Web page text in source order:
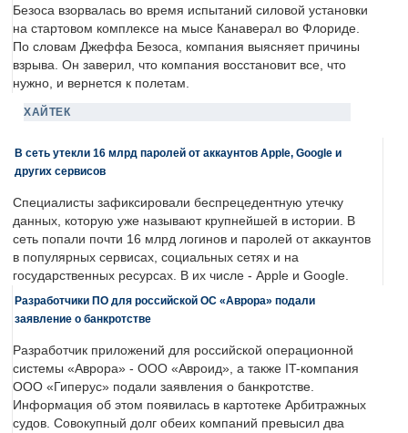
Безоса взорвалась во время испытаний силовой установки
на стартовом комплексе на мысе Канаверал во Флориде.
По словам Джеффа Безоса, компания выясняет причины
взрыва. Он заверил, что компания восстановит все, что
нужно, и вернется к полетам.
ХАЙТЕК
В сеть утекли 16 млрд паролей от аккаунтов Apple, Google и
других сервисов
Специалисты зафиксировали беспрецедентную утечку
данных, которую уже называют крупнейшей в истории. В
сеть попали почти 16 млрд логинов и паролей от аккаунтов
в популярных сервисах, социальных сетях и на
государственных ресурсах. В их числе - Apple и Google.
Разработчики ПО для российской ОС «Аврора» подали
заявление о банкротстве
Разработчик приложений для российской операционной
системы «Аврора» - ООО «Авроид», а также IT-компания
ООО «Гиперус» подали заявления о банкротстве.
Информация об этом появилась в картотеке Арбитражных
судов. Совокупный долг обеих компаний превысил два